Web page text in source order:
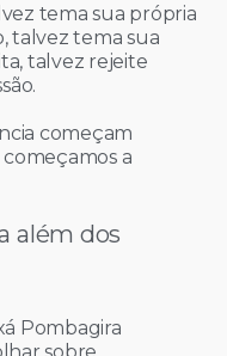
tema sua própria
talvez tema sua
talvez rejeite
começam
a
além dos
Pombagira